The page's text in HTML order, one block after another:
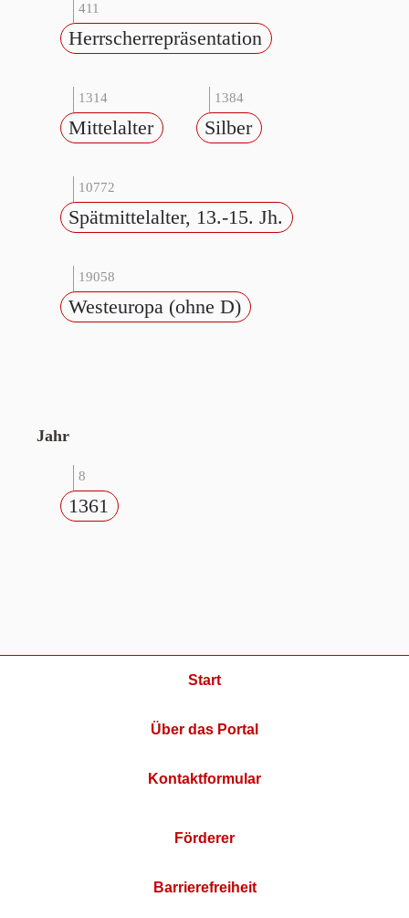
411
Herrscherrepräsentation
1314
Mittelalter
1384
Silber
10772
Spätmittelalter, 13.-15. Jh.
19058
Westeuropa (ohne D)
Jahr
8
1361
Start
Über das Portal
Kontaktformular
Förderer
Barrierefreiheit